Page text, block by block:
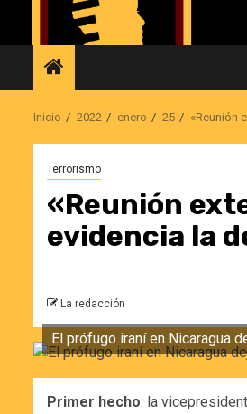
Inicio 2022 enero 25 «Reunión
Terrorismo
«Reunión
evidencia la
La redacción
El prófugo iraní en Nicaragua
Primer hecho: la